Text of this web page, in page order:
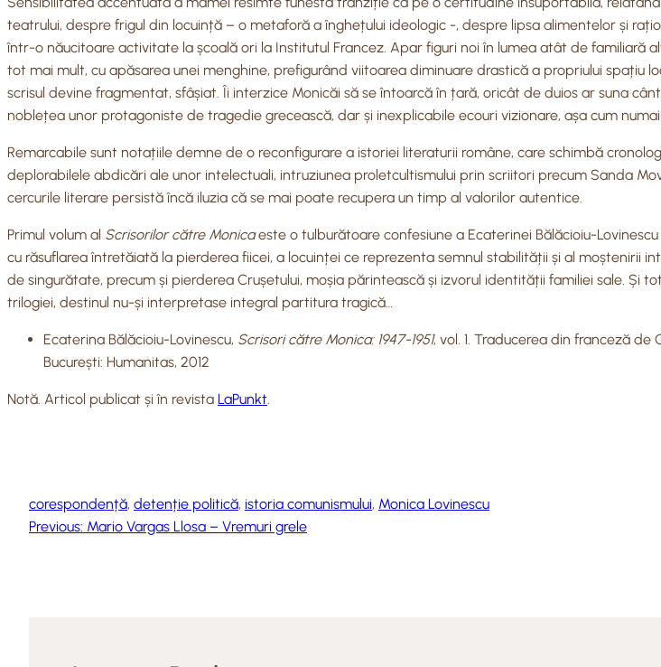
teatrului, despre frigul din locuință – o metaforă a înghețului ideologic -, despre lipsa alimentelor și
într-o năucitoare activitate la școală ori la Institutul Francez. Apar figuri noi în lumea atât de familiară
tot mai mult, cu apăsarea unei menghine, prefigurând viitoarea diminuare drastică a propriului spațiu
scrisul devine fragmentat, sfâșiat. Îi interzice Monicăi să se întoarcă în țară, oricât de duios ar suna
noblețea unor protagoniste de tragedie grecească, dar și inexplicabile ecouri vizionare, așa cum
Remarcabile sunt notațiile demne de o reconfigurare a istoriei literaturii române, care schimbă
deplorabilele abdicări ale unor intelectuali, intruziunea proletcultismului prin scriitori precum Sanda
cercurile literare persistă încă iluzia că se mai poate recupera un timp al valorilor autentice.
Primul volum al Scrisorilor către Monicaeste o tulburătoare confesiune a Ecaterinei Bălăcioiu-
cu răsuflarea întretăiată la pierderea fiicei, a locuinței ce reprezenta semnul stabilității și al moștenirii
de singurătate, precum și pierderea Crușetului, moșia părintească și izvorul identității familiei sale. Și
trilogiei, destinul nu-și interpretase integral partitura tragică…
Ecaterina Bălăcioiu-Lovinescu, Scrisori către Monica: 1947-1951, vol. 1. Traducerea din franceză
București: Humanitas, 2012
Notă. Articol publicat și în revista LaPunkt.
corespondență, detenție politică, istoria comunismului, Monica Lovinescu
Previous: Mario Vargas Llosa – Vremuri grele